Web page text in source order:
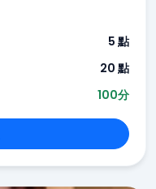
5 點
20 點
100分